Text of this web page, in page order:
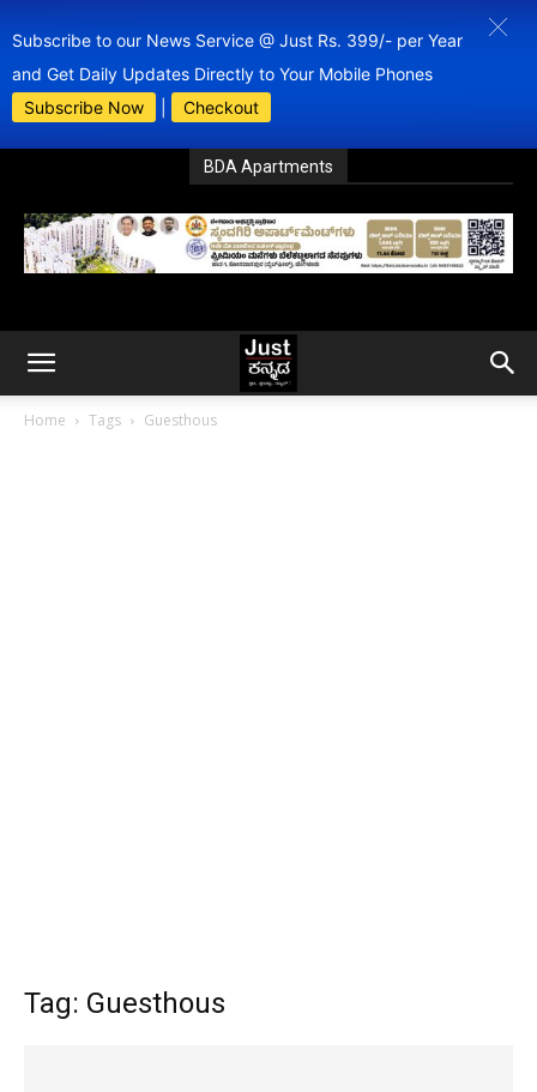
Subscribe to our News Service @ Just Rs. 399/- per Year
and Get Daily Updates Directly to Your Mobile Phones
Subscribe Now
Checkout
BDA Apartments
Home Tags Guesthous
Tag: Guesthous